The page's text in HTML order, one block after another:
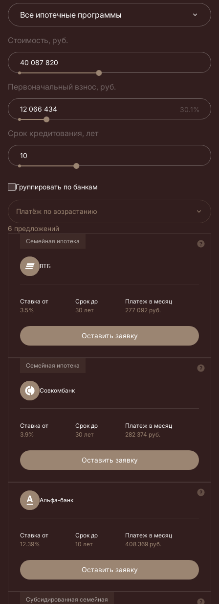
Все ипотечные программы
Стоимость, руб.
Первоначальный взнос, руб.
30.1%
Срок кредитования, лет
Группировать по банкам
Платёж по возрастанию
6 предложений
Семейная ипотека
ВТБ
Ставка от
3.5%
Срок до
30 лет
Платеж в месяц
277 092 руб.
Оставить заявку
Семейная ипотека
Совкомбанк
Ставка от
3.9%
Срок до
30 лет
Платеж в месяц
282 374 руб.
Оставить заявку
Альфа-банк
Ставка от
12.39%
Срок до
10 лет
Платеж в месяц
408 369 руб.
Оставить заявку
Субсидированная семейная